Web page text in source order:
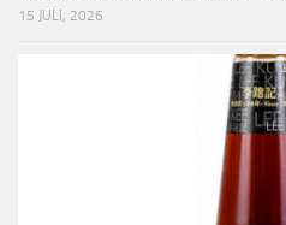
15 JULI, 2026